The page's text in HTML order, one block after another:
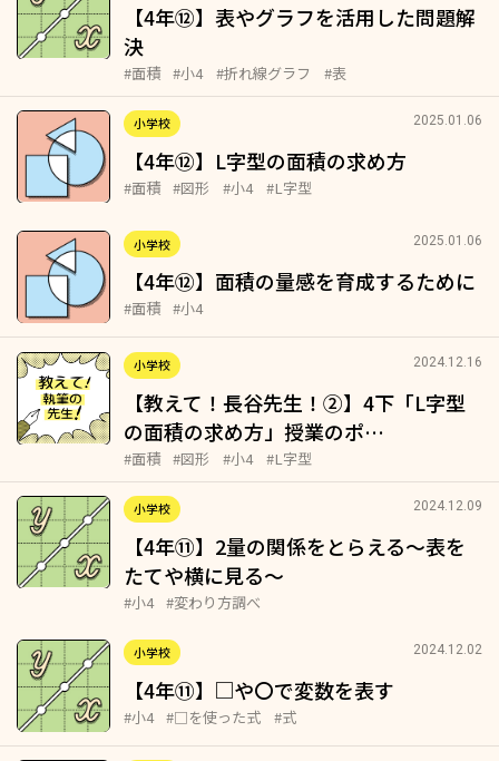
【4年⑫】表やグラフを活用した問題解
決
#面積 #小4 #折れ線グラフ #表
小学校 2025.01.06
【4年⑫】L字型の面積の求め方
#面積 #図形 #小4 #L字型
小学校 2025.01.06
【4年⑫】面積の量感を育成するために
#面積 #小4
小学校 2024.12.16
【教えて！長谷先生！②】4下「L字型
の面積の求め方」授業のポ…
#面積 #図形 #小4 #L字型
小学校 2024.12.09
【4年⑪】2量の関係をとらえる～表を
たてや横に見る～
#小4 #変わり方調べ
小学校 2024.12.02
【4年⑪】 や〇で変数を表す
#小4 #□を使った式 #式